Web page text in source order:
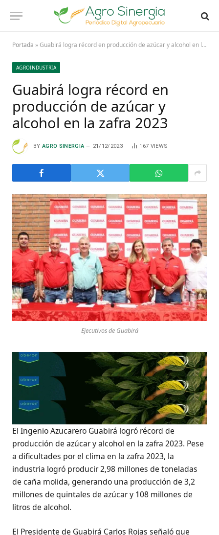
Portada »Guabirá logra récord en producción de azúcar y alcohol en la zafra 2023
AGROINDUSTRIA
Guabirá logra récord en
producción de azúcar y
alcohol en la zafra 2023
BY AGRO SINERGIA 21/12/2023 167 VIEWS
Ejecutivos de Guabirá
El Ingenio Azucarero Guabirá logró récord de
producción de azúcar y alcohol en la zafra 2023. Pese
a dificultades por el clima en la zafra 2023, la
industria logró producir 2,98 millones de toneladas
de caña molida, generando una producción de 3,2
millones de quintales de azúcar y 108 millones de
litros de alcohol.
El Presidente de Guabirá Carlos Rojas señaló que